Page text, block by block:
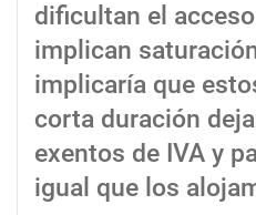
dificultan el
implican
implicaría que
corta duración
exentos de IVA y
igual que los